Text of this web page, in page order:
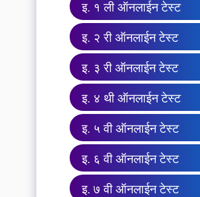
इ. १ ली ऑनलाईन टेस्ट
इ. २ री ऑनलाईन टेस्ट
इ. ३ री ऑनलाईन टेस्ट
इ. ४ थी ऑनलाईन टेस्ट
इ. ५ वी ऑनलाईन टेस्ट
इ. ६ वी ऑनलाईन टेस्ट
इ. ७ वी ऑनलाईन टेस्ट